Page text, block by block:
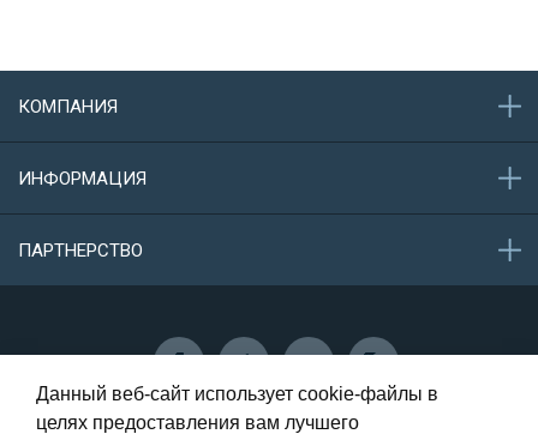
КОМПАНИЯ
Акции
ИНФОРМАЦИЯ
Конфиденциальность данных
ПАРТНЕРСТВО
Данный веб-сайт использует cookie-файлы в
целях предоставления вам лучшего